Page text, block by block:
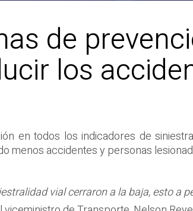
de
los
en todos los indicadores de
menos accidentes y personas
vial cerraron a la baja, esto a